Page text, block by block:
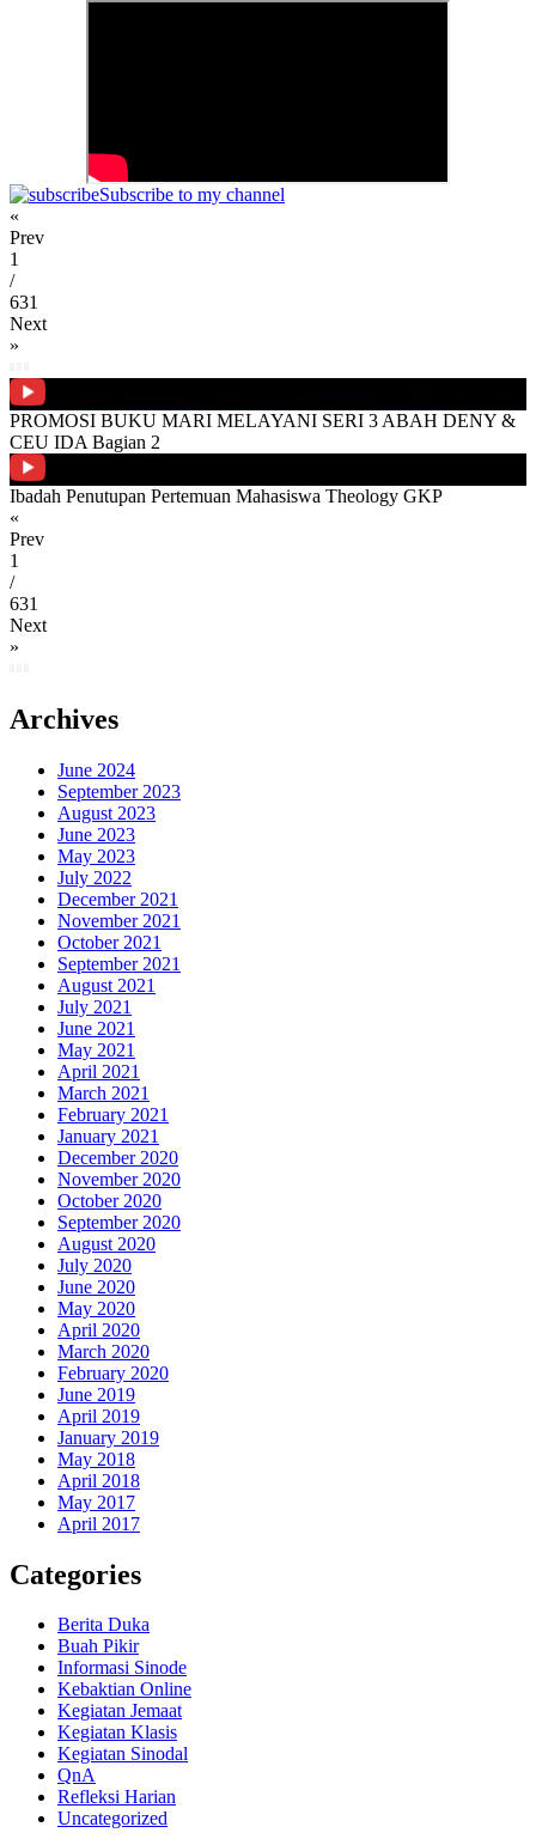
Subscribe to my channel
«
Prev
1
/
631
Next
»
PROMOSI BUKU MARI MELAYANI SERI 3 ABAH DENY &
CEU IDA Bagian 2
Ibadah Penutupan Pertemuan Mahasiswa Theology GKP
«
Prev
1
/
631
Next
»
Archives
June 2024
September 2023
August 2023
June 2023
May 2023
July 2022
December 2021
November 2021
October 2021
September 2021
August 2021
July 2021
June 2021
May 2021
April 2021
March 2021
February 2021
January 2021
December 2020
November 2020
October 2020
September 2020
August 2020
July 2020
June 2020
May 2020
April 2020
March 2020
February 2020
June 2019
April 2019
January 2019
May 2018
April 2018
May 2017
April 2017
Categories
Berita Duka
Buah Pikir
Informasi Sinode
Kebaktian Online
Kegiatan Jemaat
Kegiatan Klasis
Kegiatan Sinodal
QnA
Refleksi Harian
Uncategorized